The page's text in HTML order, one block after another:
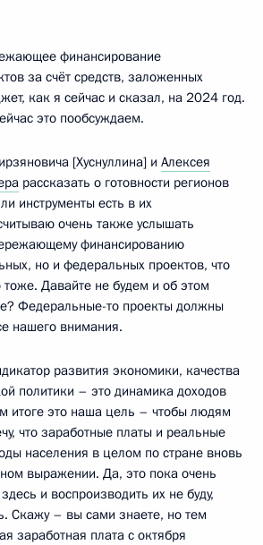
финансирование
за счёт средств, заложенных
как я сейчас и сказал, на 2024 год.
это пообсуждаем.
[Хуснуллина] и Алексея
рассказать о готовности регионов
инструменты есть в их
очень также услышать
финансированию
но и федеральных проектов, что
Давайте не будем и об этом
Федеральные-то проекты должны
нашего внимания.
развития экономики, качества
политики – это динамика доходов
итоге это наша цель – чтобы людям
что заработные платы и реальные
населения в целом по стране вновь
выражении. Да, это пока очень
и воспроизводить их не буду,
Скажу – вы сами знаете, но тем
заработная плата с октября